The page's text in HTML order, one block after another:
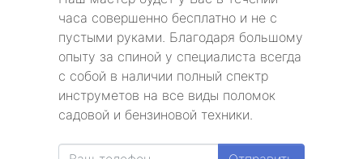
часа совершенно бесплатно и не с
пустыми руками. Благодаря большому
опыту за спиной у специалиста всегда
с собой в наличии полный спектр
инструметов на все виды поломок
садовой и бензиновой техники.